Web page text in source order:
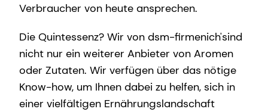
Verbraucher von heute ansprechen.
Die Quintessenz? Wir von dsm-firmenich'sind
nicht nur ein weiterer Anbieter von Aromen
oder Zutaten. Wir verfügen über das nötige
Know-how, um Ihnen dabei zu helfen, sich in
einer vielfältigen Ernährungslandschaft